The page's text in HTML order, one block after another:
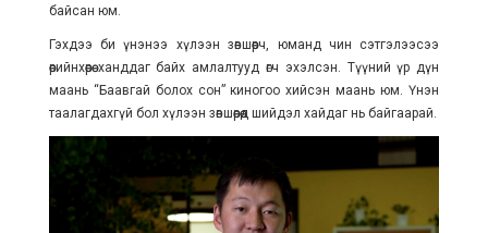
байсан юм.
Гэхдээ би үнэнээ хүлээн зөвшөөрч, юманд чин сэтгэлээсээ
өөрийнхөөрөө ханддаг байх амлалтууд өгч эхэлсэн. Түүний үр дүн
маань “Баавгай болох сон” киногоо хийсэн маань юм. Үнэн
таалагдахгүй бол хүлээн зөвшөөрөөд шийдэл хайдаг нь байгаарай.